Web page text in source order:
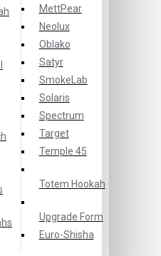
MettPear
Neolux
Oblako
Satyr
SmokeLab
Solaris
Spectrum
Target
Temple 45
Totem Hookah
Upgrade Form
Еuro-Shisha